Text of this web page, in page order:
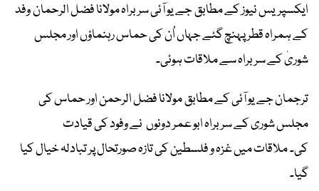
ایکسپریس نیوز کے مطابق جے یو آئی سربراہ مولانا فضل الرحمان وفد
کے ہمراہ قطر پہنچ گئے جہاں اُن کی حماس رہنماؤں اور مجلس
شوریٰ کے سربراہ سے ملاقات ہوئی۔
ترجمان جے یو آئی کے مطابق مولانا فضل الرحمن اور حماس کی
مجلس شوری کے سربراہ ابو عمر دونوں نے وفود کی قیادت
کی۔ ملاقات میں غزہ و فلسطین کی تازہ صورتحال پر تبادلہ خیال کیا
گیا۔